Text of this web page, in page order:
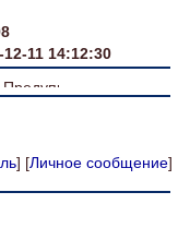
12-11 14:12:30
] [Личное сообщение]